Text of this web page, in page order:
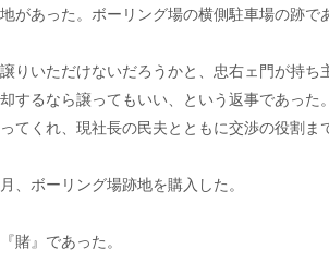
があった。ボーリング場の横側駐車場の跡で
りいただけないだろうかと、忠右ェ門が持
するなら譲ってもいい、という返事であっ
てくれ、現社長の民夫とともに交渉の役割ま
、ボーリング場跡地を購入した。
賭』であった。